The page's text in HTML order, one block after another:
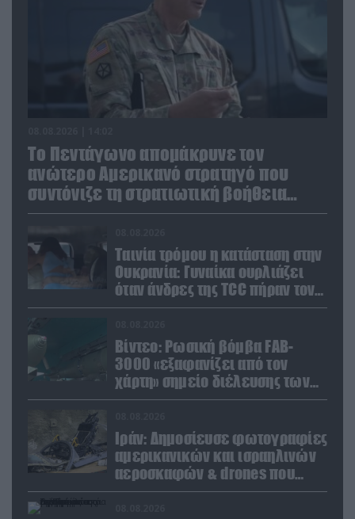
Το Πεντάγωνο απομάκρυνε τον
ανώτερο Αμερικανό στρατηγό που
συντόνιζε τη στρατιωτική βοήθεια
προς την Ουκρανία
Ταινία τρόμου η κατάσταση στην
Ουκρανία: Γυναίκα ουρλιάζει
όταν άνδρες της TCC πήραν τον
σύντροφό της (βίντεο)
Βίντεο: Ρωσική βόμβα FAB-
3000 «εξαφανίζει από τον
χάρτη» σημείο διέλευσης των
ουκρανικών δυνάμεων στην
Ιράν: Δημοσίευσε φωτογραφίες
αμερικανικών και ισραηλινών
αεροσκαφών & drones που
καταρρίφθηκαν